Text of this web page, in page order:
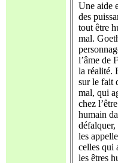
Une aide
des
tout être
mal.
l’âme de
la réalité.
sur le fait
mal, qui
chez
humain
défalquer,
les
celles qui
les êtres